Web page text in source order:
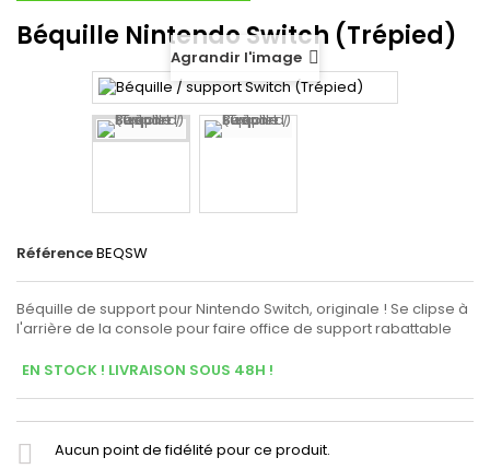
Béquille Nintendo Switch (Trépied)
Agrandir l'image
RéférenceBEQSW
Béquille de support pour Nintendo Switch, originale ! Se clipse à
l'arrière de la console pour faire office de support rabattable
EN STOCK ! LIVRAISON SOUS 48H !
Aucun point de fidélité pour ce produit.